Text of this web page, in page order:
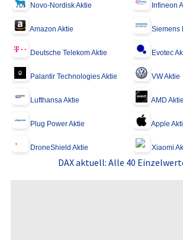
Novo-Nordisk Aktie Infineon
Amazon Aktie Siemens
Deutsche Telekom Aktie Evotec
Palantir Technologies Aktie VW Aktie
Lufthansa Aktie AMD Aktie
Plug Power Aktie Apple
DroneShield Aktie Xiaomi
DAX aktuell: Alle 40